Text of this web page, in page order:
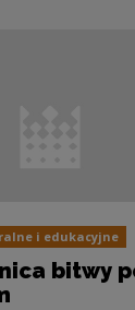
i edukacyjne
bitwy